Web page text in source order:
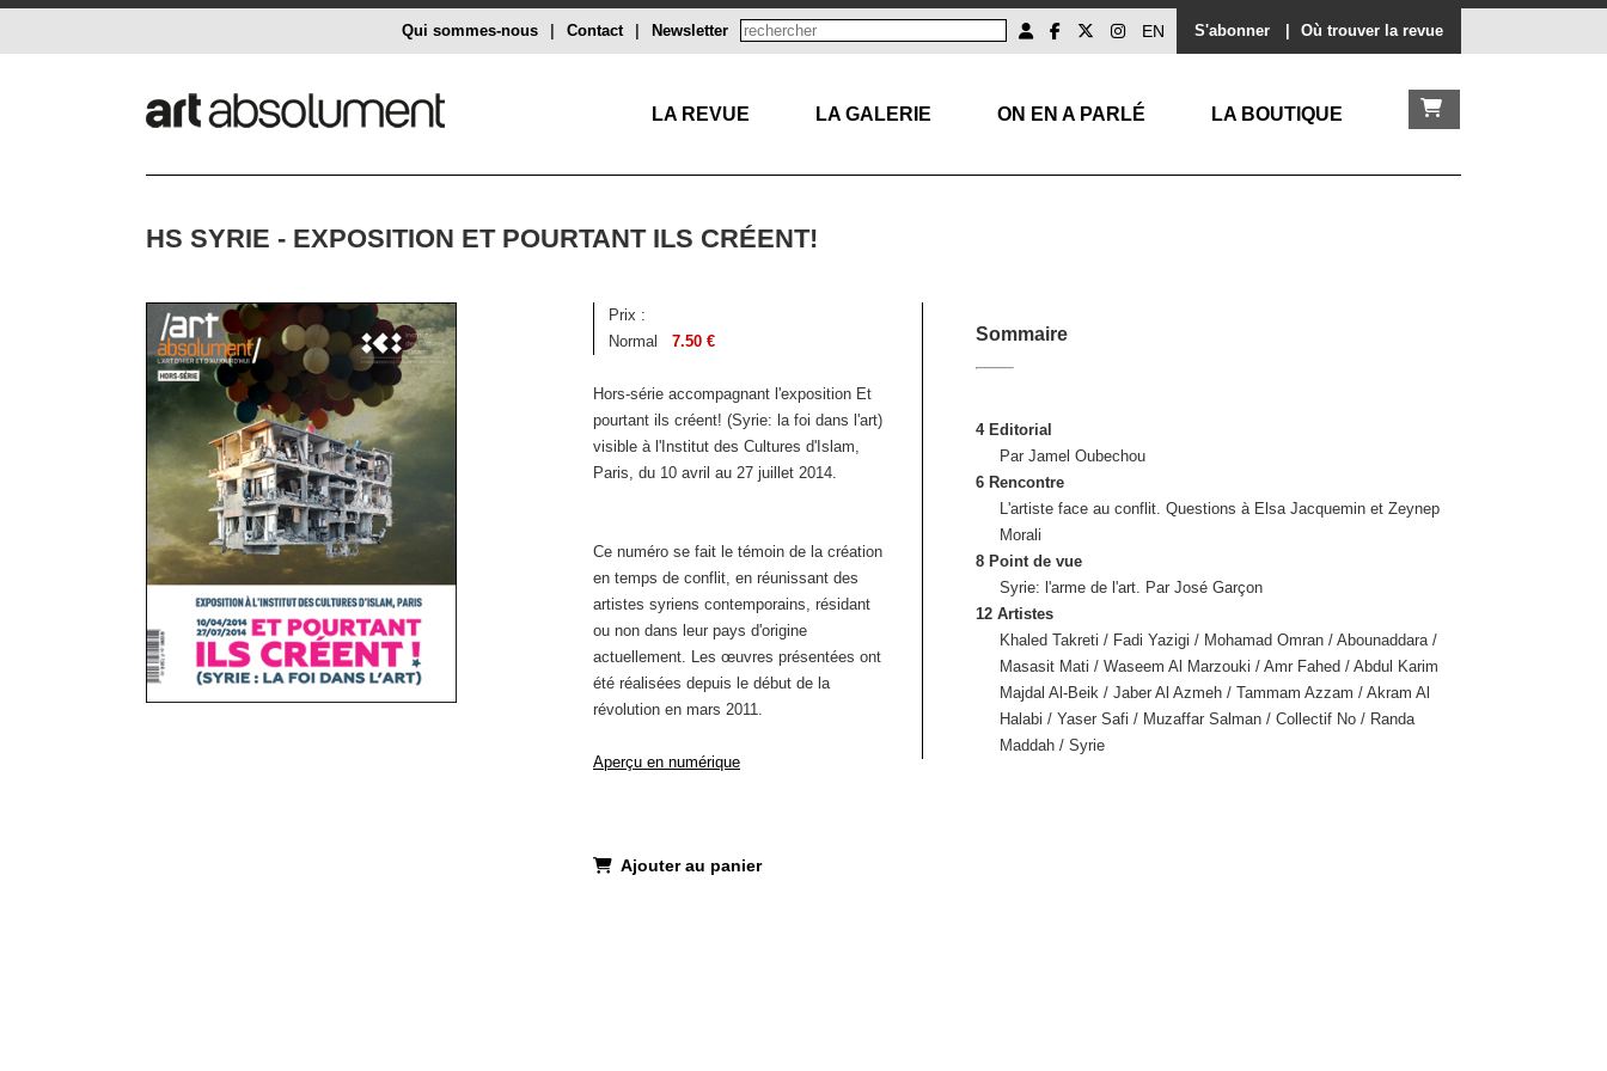
S'abonner Où trouver la revue
EN
Newsletter
Contact
Qui sommes-nous
LA REVUE LA GALERIE ON EN A PARLÉ LA BOUTIQUE
HS SYRIE - EXPOSITION ET POURTANT ILS CRÉENT!
Prix :
Normal
7.50 €
Hors-série accompagnant l'exposition Et
pourtant ils créent! (Syrie: la foi dans l'art)
visible à l'Institut des Cultures d'Islam,
Paris, du 10 avril au 27 juillet 2014.
Ce numéro se fait le témoin de la création
en temps de conflit, en réunissant des
artistes syriens contemporains, résidant
ou non dans leur pays d'origine
actuellement. Les œuvres présentées ont
été réalisées depuis le début de la
révolution en mars 2011.
Aperçu en numérique
Ajouter au panier
Sommaire
4 Editorial
Par Jamel Oubechou
6 Rencontre
L'artiste face au conflit. Questions à Elsa Jacquemin et Zeynep
Morali
8 Point de vue
Syrie: l'arme de l'art. Par José Garçon
12 Artistes
Khaled Takreti / Fadi Yazigi / Mohamad Omran / Abounaddara /
Masasit Mati / Waseem Al Marzouki / Amr Fahed / Abdul Karim
Majdal Al-Beik / Jaber Al Azmeh / Tammam Azzam / Akram Al
Halabi / Yaser Safi / Muzaffar Salman / Collectif No / Randa
Maddah / Syrie